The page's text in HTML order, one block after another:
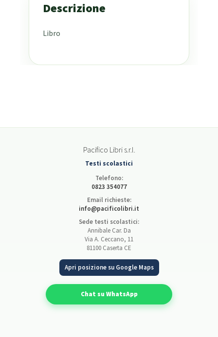
Descrizione
Libro
Pacifico Libri s.r.l.
Testi scolastici
Telefono:
0823 354077
Email richieste:
info@pacificolibri.it
Sede testi scolastici:
Annibale Car. Da
Via A. Ceccano, 11
81100 Caserta CE
Apri posizione su Google Maps
Chat su WhatsApp